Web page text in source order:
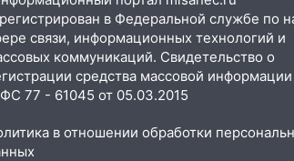
в Федеральной службе по
связи, информационных технологий и
коммуникаций. Свидетельство о
средства массовой
77 - 61045 от 05.03.2015
в отношении обработки